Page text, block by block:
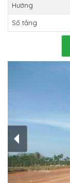
Hướng
Số tầng